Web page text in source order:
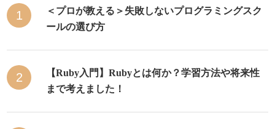
1
＜プロが教える＞失敗しないプログラミングスク
ールの選び方
2
【Ruby入門】Rubyとは何か？学習方法や将来性
まで考えました！